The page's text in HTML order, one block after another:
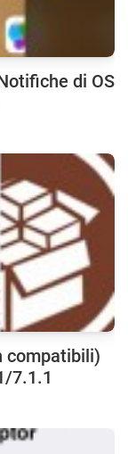
di OS
compatibili)
7.1.1